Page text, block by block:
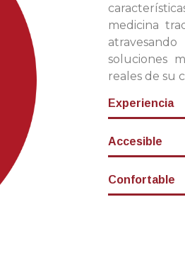
medicina
soluciones
reales de su
Experiencia
Accesible
Confortable